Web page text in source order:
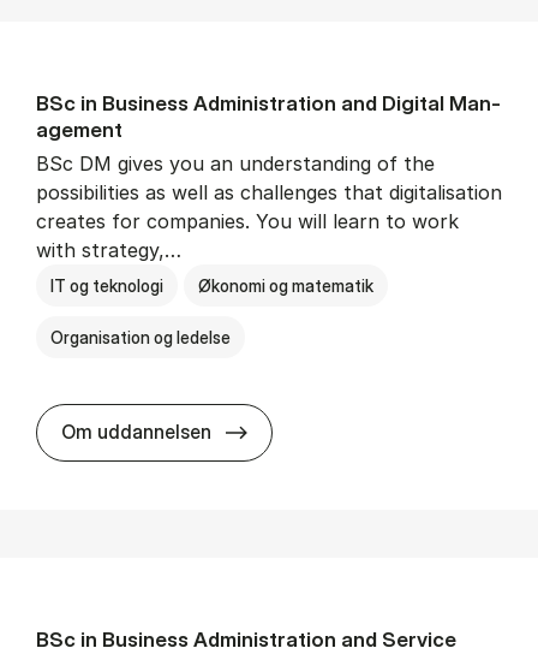
BSc in Busi­ness Ad­min­is­tra­tion and Di­git­al Man­
age­ment
BSc DM gives you an understanding of the
possibilities as well as challenges that digitalisation
creates for companies. You will learn to work
with strategy,…
IT og teknologi Økonomi og matematik
Organisation og ledelse
Om uddannelsen BSc in Busi­ness Ad­min­is­tra­tion
BSc in Busi­ness Ad­min­is­tra­tion and Ser­vice